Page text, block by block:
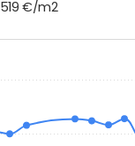
1 519 €/m2